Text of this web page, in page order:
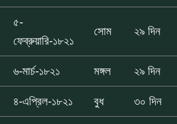
৫-
ফেব্রুয়ারি-১৮২১
সোম ২৯ দিন
৬-মার্চ-১৮২১ মঙ্গল ২৯ দিন
৪-এপ্রিল-১৮২১ বুধ ৩০ দিন